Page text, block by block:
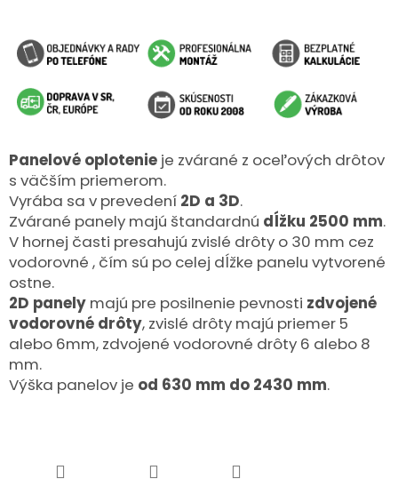
Panelové oplotenie je zvárané z oceľových drôtov
s väčším priemerom.
Vyrába sa v prevedení 2D a 3D.
Zvárané panely majú štandardnú dĺžku 2500 mm.
V hornej časti presahujú zvislé drôty o 30 mm cez
vodorovné , čím sú po celej dĺžke panelu vytvorené
ostne.
2D panely majú pre posilnenie pevnosti zdvojené
vodorovné drôty, zvislé drôty majú priemer 5
alebo 6mm, zdvojené vodorovné drôty 6 alebo 8
mm.
Výška panelov je od 630 mm do 2430 mm.